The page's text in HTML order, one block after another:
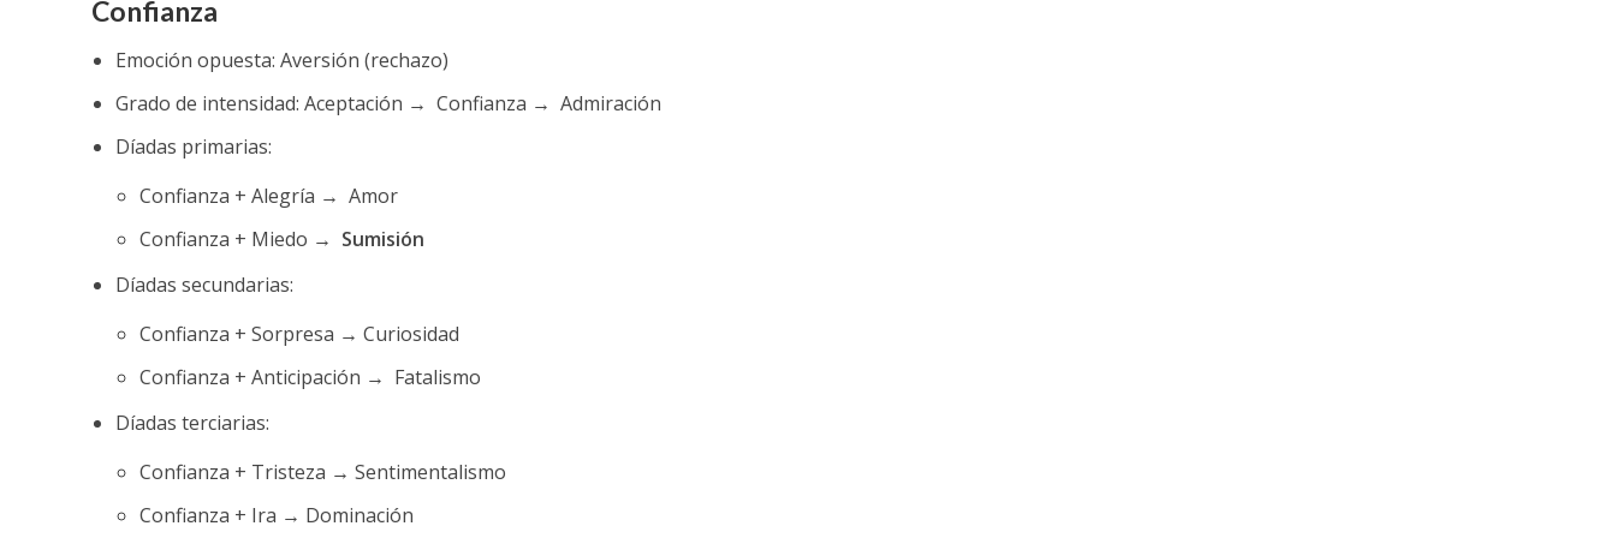
Confianza
Emoción opuesta: Aversión (rechazo)
Grado de intensidad: Aceptación → Confianza → Admiración
Díadas primarias:
Confianza + Alegría → Amor
Confianza + Miedo → Sumisión
Díadas secundarias:
Confianza + Sorpresa → Curiosidad
Confianza + Anticipación → Fatalismo
Díadas terciarias:
Confianza + Tristeza → Sentimentalismo
Confianza + Ira → Dominación